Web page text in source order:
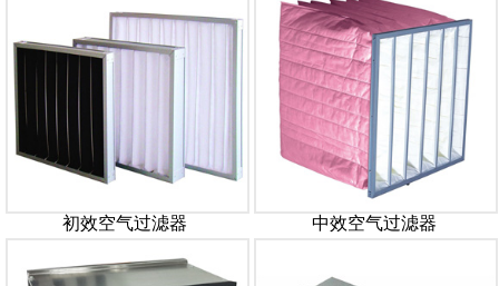
初效空气过滤器 中效空气过滤器